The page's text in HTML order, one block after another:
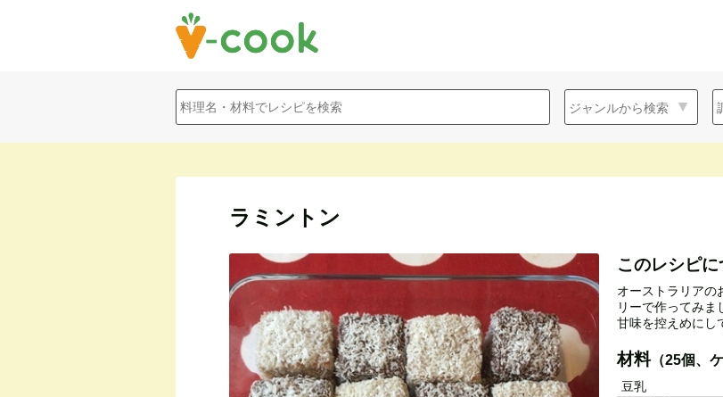
ラミントン
このレシピに
オーストラリアの
リーで作ってみま
甘味を控えめにし
材料（25個、
豆乳